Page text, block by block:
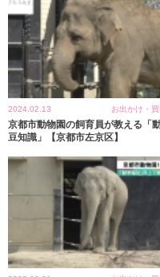
ら
す
2024.02.13 お出かけ・
京都市動物園の飼育員が教える「
豆知識」【京都市左京区】